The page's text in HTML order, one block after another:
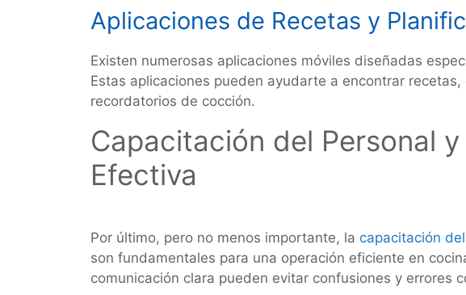
Aplicaciones de Recetas y
Existen numerosas aplicaciones móviles diseñadas
Estas aplicaciones pueden ayudarte a encontrar
recordatorios de cocción.
Capacitación del Personal
Efectiva
Por último, pero no menos importante, la capacitación
son fundamentales para una operación eficiente en
comunicación clara pueden evitar confusiones y errores